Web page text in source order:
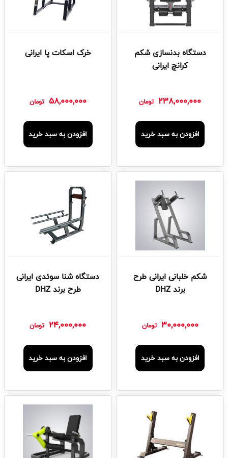
دستگاه بدنسازی شکم
کرانچ ایرانی
238,000,000 تومان
افزودن به سبد خرید
خرک اسکات پا ایرانی
58,000,000 تومان
افزودن به سبد خرید
شکم خلبانی ایرانی طرح
برند DHZ
30,000,000 تومان
افزودن به سبد خرید
دستگاه شنا سوئدی ایرانی
طرح برند DHZ
24,000,000 تومان
افزودن به سبد خرید